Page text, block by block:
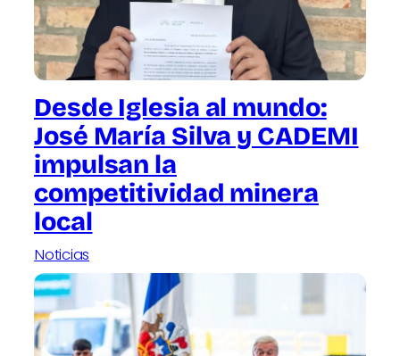
Desde Iglesia al mundo:
José María Silva y CADEMI
impulsan la
competitividad minera
local
Noticias